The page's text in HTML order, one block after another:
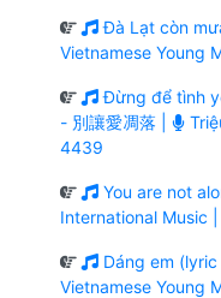
Đà Lạt còn
Vietnamese Young
Đừng để tình
- 別讓愛凋落 |
4439
You are not
International Music |
Dáng em (lyric
Vietnamese Young